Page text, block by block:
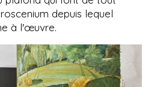
depuis lequel
à l'œuvre.